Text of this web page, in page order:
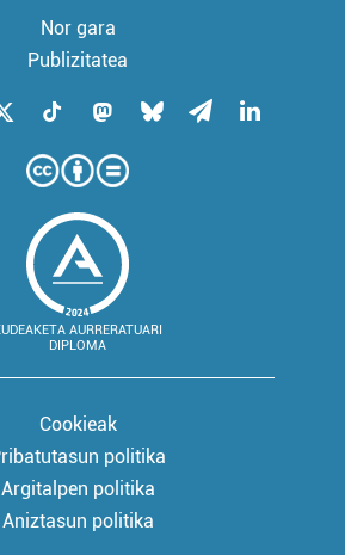
Nor gara
Publizitatea
AURRERATUARI
DIPLOMA
Cookieak
politika
Argitalpen politika
Aniztasun politika